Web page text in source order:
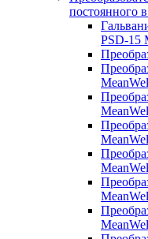
постоянного
PSD-15